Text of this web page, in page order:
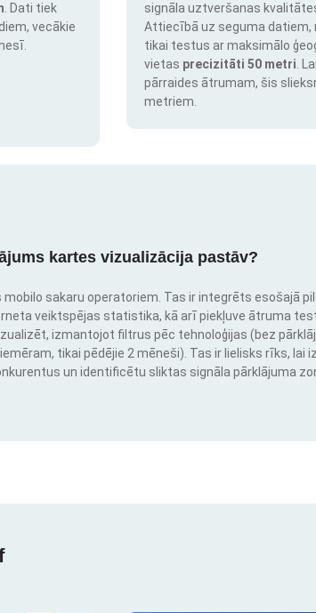
. Dati tiek
vecākie
signāla uztveršanas
Attiecībā uz seguma datiem,
tikai testus ar maksimālo
vietas precizitāti 50 metri .
pārraides ātrumam, šis
metriem.
kartes vizualizācija pastāv?
sakaru operatoriem. Tas ir integrēts esošajā
veiktspējas statistika, kā arī piekļuve ātruma
izmantojot filtrus pēc tehnoloģijas (bez
tikai pēdējie 2 mēneši). Tas ir lielisks rīks, lai
un identificētu sliktas signāla pārklājuma